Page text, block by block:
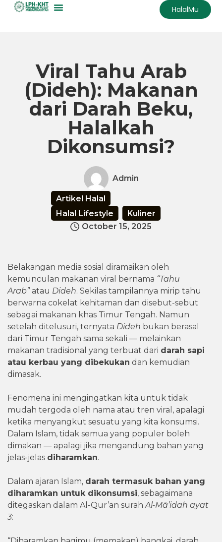
HalalMu
Viral Tahu Arab
(Dideh): Makanan
dari Darah Beku,
Halalkah
Dikonsumsi?
Admin
Artikel Halal
Halal Lifestyle
Kuliner
October 15, 2025
Belakangan media sosial diramaikan oleh
kemunculan makanan viral bernama “Tahu
Arab”atau Dideh. Sekilas tampilannya mirip tahu
berwarna cokelat kehitaman dan disebut-sebut
sebagai makanan khas Timur Tengah. Namun
setelah ditelusuri, ternyata Dideh bukan berasal
dari Timur Tengah sama sekali — melainkan
makanan tradisional yang terbuat dari darah sapi
atau kerbau yang dibekukan dan kemudian
dimasak.
Fenomena ini mengingatkan kita untuk tidak
mudah tergoda oleh nama atau tren viral, apalagi
ketika menyangkut sesuatu yang kita konsumsi.
Dalam Islam, tidak semua yang populer boleh
dimakan — apalagi jika mengandung bahan yang
jelas-jelas diharamkan.
Dalam ajaran Islam, darah termasuk bahan yang
diharamkan untuk dikonsumsi, sebagaimana
ditegaskan dalam Al-Qur’an surahAl-Mā’idah ayat
3: